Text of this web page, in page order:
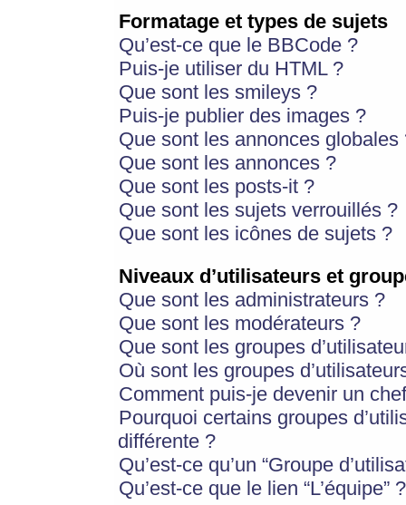
Formatage et types de sujets
Qu’est-ce que le BBCode ?
Puis-je utiliser du HTML ?
Que sont les smileys ?
Puis-je publier des images ?
Que sont les annonces globales
Que sont les annonces ?
Que sont les posts-it ?
Que sont les sujets verrouillés ?
Que sont les icônes de sujets ?
Niveaux d’utilisateurs et
Que sont les administrateurs ?
Que sont les modérateurs ?
Que sont les groupes
Où sont les groupes
Comment puis-je devenir un
Pourquoi certains groupes
différente ?
Qu’est-ce qu’un “Groupe
Qu’est-ce que le lien “L’équipe” ?